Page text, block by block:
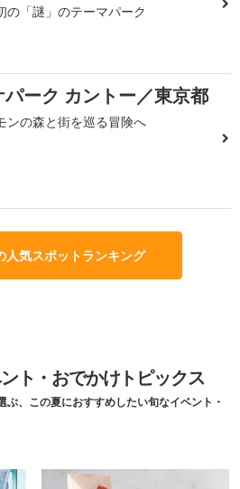
の「謎」のテーマパーク
パーク カントー／東京都
ンの森と街を巡る冒険へ
人気スポットランキング
ト・おでかけトピックス
ぶ、この夏におすすめしたい旬なイベント・